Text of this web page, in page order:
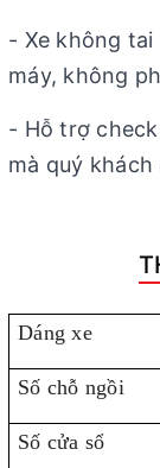
- Xe không
máy, không
- Hỗ trợ
mà quý khách
Dáng xe
Số chỗ ngồi
Số cửa sổ